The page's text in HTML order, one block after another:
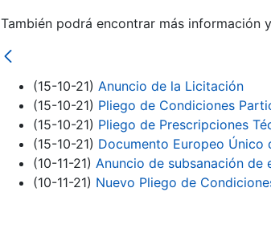
Mostrar/Ocultar
También podrá encontrar más información
(15-10-21) Anuncio de la Licitación
(15-10-21) Pliego de Condiciones
(15-10-21) Pliego de Prescripciones
(15-10-21) Documento Europeo Único
(10-11-21) Anuncio de subsanación de
(10-11-21) Nuevo Pliego de